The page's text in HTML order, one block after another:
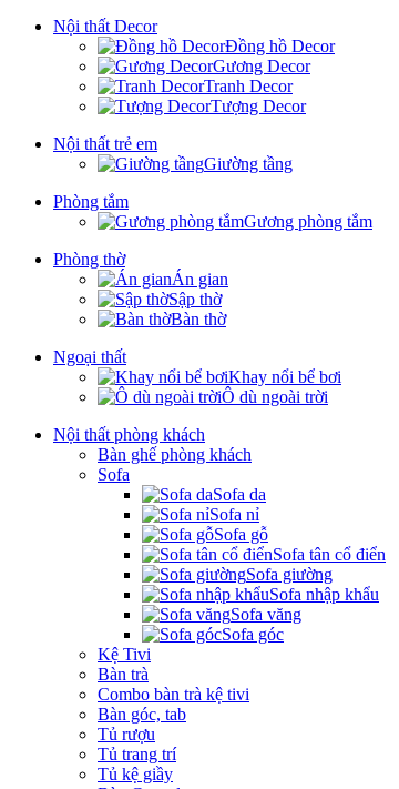
Nội thất Decor
Đồng hồ Decor
Gương Decor
Tranh Decor
Tượng Decor
Nội thất trẻ em
Giường tầng
Phòng tắm
Gương phòng tắm
Phòng thờ
Án gian
Sập thờ
Bàn thờ
Ngoại thất
Khay nổi bể bơi
Ô dù ngoài trời
Nội thất phòng khách
Bàn ghế phòng khách
Sofa
Sofa da
Sofa nỉ
Sofa gỗ
Sofa tân cổ điển
Sofa giường
Sofa nhập khẩu
Sofa văng
Sofa góc
Kệ Tivi
Bàn trà
Combo bàn trà kệ tivi
Bàn góc, tab
Tủ rượu
Tủ trang trí
Tủ kệ giầy